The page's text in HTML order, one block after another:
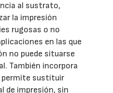
al sustrato,
la impresión
rugosas o no
en las que
no puede situarse
También incorpora
permite sustituir
de impresión, sin